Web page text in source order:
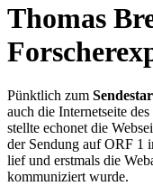
Thomas
Pünktlich zum
auch die Internetseite
stellte echonet die
der Sendung auf ORF
lief und erstmals die
kommuniziert wurde.